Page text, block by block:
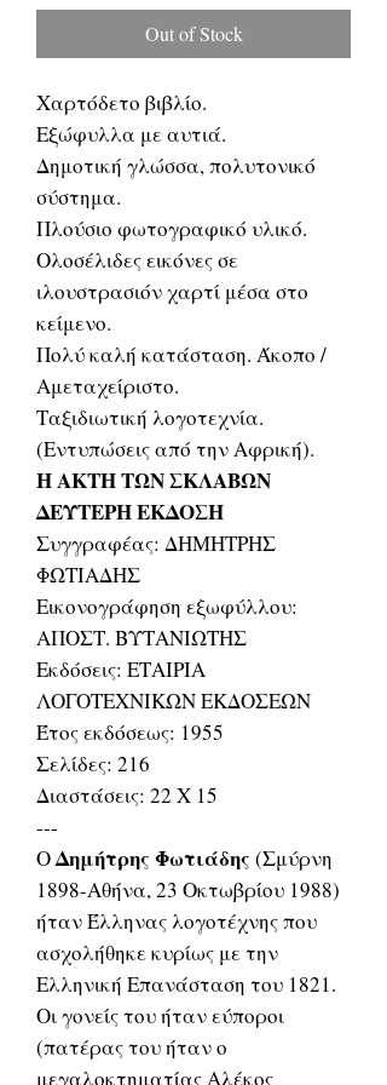
Out of Stock
Χαρτόδετο βιβλίο.
Εξώφυλλα με αυτιά.
Δημοτική γλώσσα, πολυτονικό
σύστημα.
Πλούσιο φωτογραφικό υλικό.
Ολοσέλιδες εικόνες σε
ιλουστρασιόν χαρτί μέσα στο
κείμενο.
Πολύ καλή κατάσταση. Άκοπο /
Αμεταχείριστο.
Ταξιδιωτική λογοτεχνία.
(Εντυπώσεις από την Αφρική).
Η ΑΚΤΗ ΤΩΝ ΣΚΛΑΒΩΝ
ΔΕΥΤΕΡΗ ΕΚΔΟΣΗ
Συγγραφέας: ΔΗΜΗΤΡΗΣ
ΦΩΤΙΑΔΗΣ
Εικονογράφηση εξωφύλλου:
ΑΠΟΣΤ. ΒΥΤΑΝΙΩΤΗΣ
Εκδόσεις: ΕΤΑΙΡΙΑ
ΛΟΓΟΤΕΧΝΙΚΩΝ ΕΚΔΟΣΕΩΝ
Έτος εκδόσεως: 1955
Σελίδες: 216
Διαστάσεις: 22 Χ 15
---
ΟΔημήτρης Φωτιάδης (Σμύρνη
1898-Αθήνα, 23 Οκτωβρίου 1988)
ήταν Έλληνας λογοτέχνης που
ασχολήθηκε κυρίως με την
Ελληνική Επανάσταση του 1821.
Οι γονείς του ήταν εύποροι
(πατέρας του ήταν ο
μεγαλοκτηματίας Αλέκος